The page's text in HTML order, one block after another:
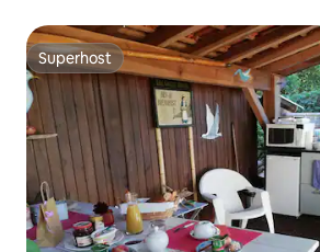
Superhost
Superhost